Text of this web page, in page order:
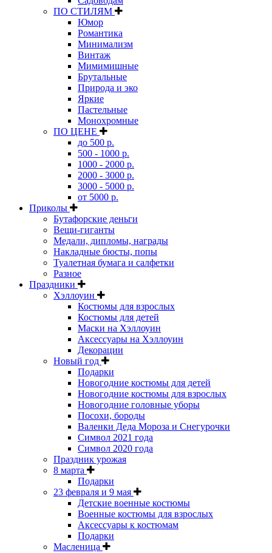
ПО СТИЛЯМ
Юмор
Романтика
Минимализм
Винтаж
Мимимишные
Брутальные
Природа и эко
Яркие
Пастельные
Монохромные
ПО ЦЕНЕ
до 500 р.
500 - 1000 р.
1000 - 2000 р.
2000 - 3000 р.
3000 - 5000 р.
от 5000 р.
Приколы
Бутафорские деньги
Вещи-гиганты
Медали, дипломы, награды
Накладные бюсты, попы
Туалетная бумага и салфетки
Разное
Праздники
Хэллоуин
Костюмы для взрослых
Костюмы для детей
Маски на Хэллоуин
Аксессуары на Хэллоуин
Декорации
Новый год
Подарки
Новогодние костюмы для детей
Новогодние костюмы для взрослых
Новогодние головные уборы
Посохи, бороды
Валенки Деда Мороза и Снегурочки
Символ 2021 года
Символ 2020 года
Праздник урожая
8 марта
Подарки
23 февраля и 9 мая
Детские военные костюмы
Военные костюмы для взрослых
Аксессуары к костюмам
Подарки
Масленица